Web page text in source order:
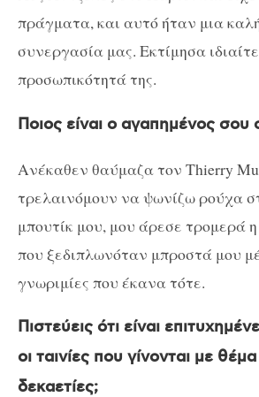
πράγματα, και αυτό ήταν μια
συνεργασία μας. Εκτίμησα
προσωπικότητά της.
Ποιος είναι ο αγαπημένος σου
Ανέκαθεν θαύμαζα τον Thierry
τρελαινόμουν να ψωνίζω ρούχα
μπουτίκ μου, μου άρεσε τρομερά
που ξεδιπλωνόταν μπροστά μου
γνωριμίες που έκανα τότε.
Πιστεύεις ότι είναι
οι ταινίες που γίνονται με
δεκαετίες;